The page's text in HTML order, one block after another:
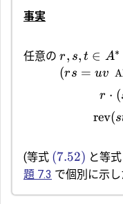
事実
任意の r, s, t ∈ A∗
(rs = uv
r ⋅ (
rev(s
(等式 (7.52) と等式
題 7.3 で個別に示